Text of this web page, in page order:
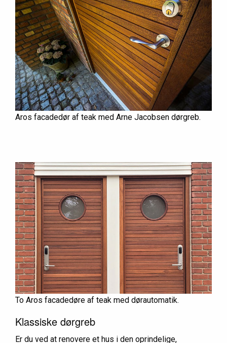
Aros facadedør af teak med Arne Jacobsen dørgreb.
To Aros facadedøre af teak med dørautomatik.
Klassiske dørgreb
Er du ved at renovere et hus i den oprindelige,